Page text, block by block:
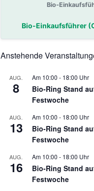
Bio-
Bio-Einkaufsführer
Anstehende
AUG.
8
10:00 - 18:00
Bio-Ring Stand
Festwoche
AUG.
13
10:00 - 18:00
Bio-Ring Stand
Festwoche
AUG.
16
10:00 - 18:00
Bio-Ring Stand
Festwoche